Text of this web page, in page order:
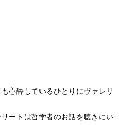
心酔しているひとりにヴァレリ
ートは哲学者のお話を聴きにい